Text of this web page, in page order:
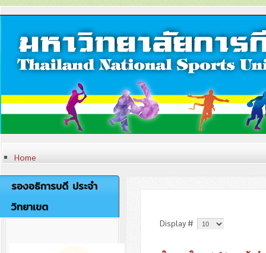
Home
หลักสูตรและสาขาที่เปิดสอน
การวิจัย
เครื่องหมายและตราสัญลักษณ์
ปรัชญา วิสัยทัศน์ พันธกิจ
รองอธิการบดี ประจำ
วิทยาเขต
Display #